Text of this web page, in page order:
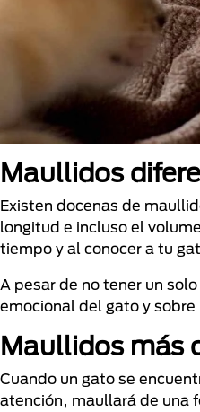
Maullidos
Existen docenas de
longitud e incluso el
tiempo y al conocer a tu
A pesar de no tener un
emocional del gato y
Maullidos más
Cuando un gato se
atención, maullará de una